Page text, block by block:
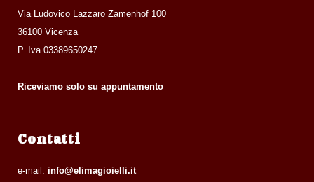
Via Ludovico Lazzaro Zamenhof 100
36100 Vicenza
P. Iva 03389650247
Riceviamo solo su appuntamento
Contatti
e-mail: info@elimagioielli.it